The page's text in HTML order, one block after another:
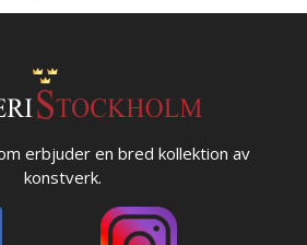
erbjuder en bred kollektion av
konstverk.